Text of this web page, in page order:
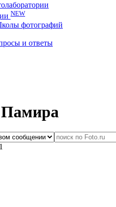
NEW
фотографий
и ответы